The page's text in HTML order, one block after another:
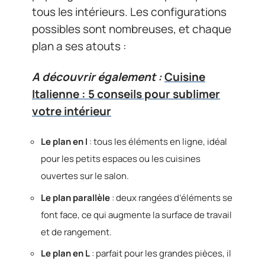
tous les intérieurs. Les configurations
possibles sont nombreuses, et chaque
plan a ses atouts :
A découvrir également :Cuisine
Italienne : 5 conseils pour sublimer
votre intérieur
Le plan en I : tous les éléments en ligne, idéal
pour les petits espaces ou les cuisines
ouvertes sur le salon.
Le plan parallèle: deux rangées d’éléments se
font face, ce qui augmente la surface de travail
et de rangement.
Le plan en L: parfait pour les grandes pièces, il